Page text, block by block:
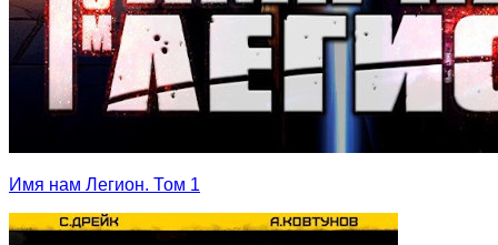
Имя нам Легион. Том 1